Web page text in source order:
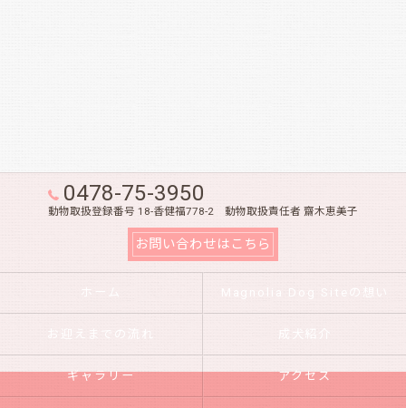
0478-75-3950
動物取扱登録番号 18-香健福778-2 動物取扱責任者 齋木恵美子
お問い合わせはこちら
ホーム Magnolia Dog Siteの想い
お迎えまでの流れ 成犬紹介
ギャラリー アクセス